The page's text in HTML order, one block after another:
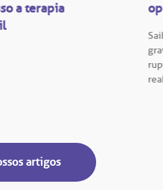
a terapia
artigos